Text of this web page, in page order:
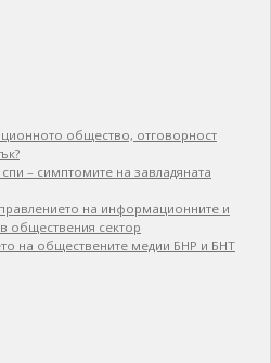
общество, отговорност
– симптомите на завладяната
на информационните и
обществения сектор
на обществените медии БНР и БНТ